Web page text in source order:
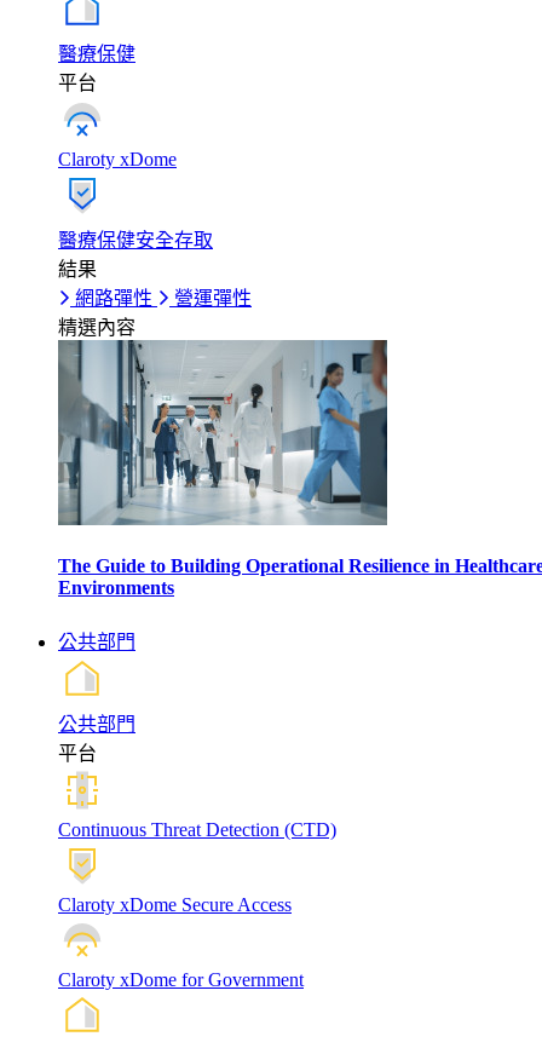
醫療保健
平台
Claroty xDome
醫療保健安全存取
結果
網路彈性
營運彈性
精選內容
The Guide to Building Operational Resilience in
Environments
公共部門
公共部門
平台
Continuous Threat Detection (CTD)
Claroty xDome Secure Access
Claroty xDome for Government